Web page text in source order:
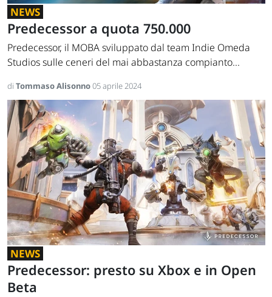
NEWS
Predecessor a quota 750.000
Predecessor, il MOBA sviluppato dal team Indie Omeda
Studios sulle ceneri del mai abbastanza compianto...
di Tommaso Alisonno05 aprile 2024
NEWS
Predecessor: presto su Xbox e in Open
Beta